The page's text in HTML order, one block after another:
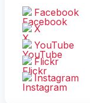
Facebook
X
YouTube
Flickr
Instagram